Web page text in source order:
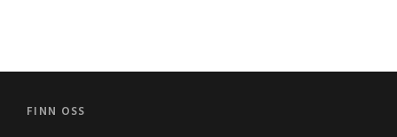
FINN OSS